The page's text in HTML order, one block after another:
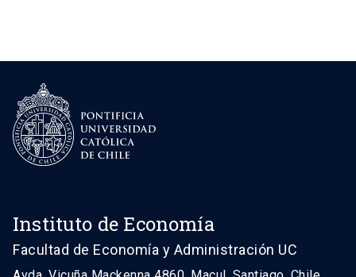
Instituto de Economía
Facultad de Economía y Administración UC